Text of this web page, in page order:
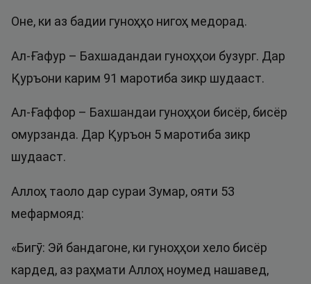
Оне, ки аз бадии гуноҳҳо нигоҳ медорад.
Ал-Ғафур – Бахшадандаи гуноҳҳои бузург. Дар
Қуръони карим 91 маротиба зикр шудааст.
Ал-Ғаффор – Бахшандаи гуноҳҳои бисёр, бисёр
омурзанда. Дар Қуръон 5 маротиба зикр
шудааст.
Аллоҳ таоло дар сураи Зумар, ояти 53
мефармояд:
«Бигӯ: Эй бандагоне, ки гуноҳҳои хело бисёр
кардед, аз раҳмати Аллоҳ ноумед нашавед,